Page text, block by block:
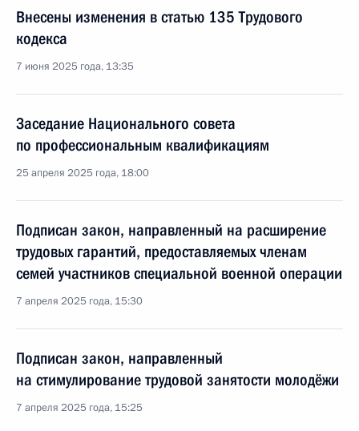
Внесены изменения в статью 135 Трудового
кодекса
7 июня 2025 года, 13:35
Заседание Национального совета
по профессиональным квалификациям
25 апреля 2025 года, 18:00
Подписан закон, направленный на расширение
трудовых гарантий, предоставляемых членам
семей участников специальной военной операции
7 апреля 2025 года, 15:30
Подписан закон, направленный
на стимулирование трудовой занятости молодёжи
7 апреля 2025 года, 15:25